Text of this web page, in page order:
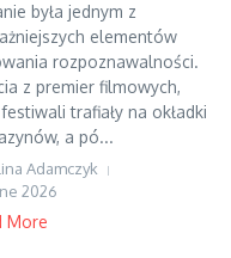
była jednym z
elementów
rozpoznawalności.
z premier filmowych,
trafiały na okładki
a pó...
Adamczyk
2026
More